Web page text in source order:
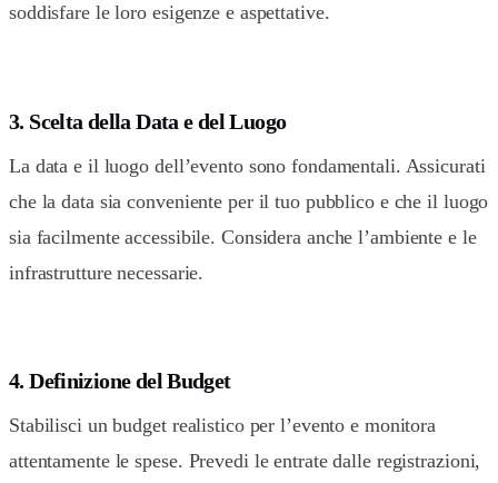
soddisfare le loro esigenze e aspettative.
3. Scelta della Data e del Luogo
La data e il luogo dell’evento sono fondamentali. Assicurati
che la data sia conveniente per il tuo pubblico e che il luogo
sia facilmente accessibile. Considera anche l’ambiente e le
infrastrutture necessarie.
4. Definizione del Budget
Stabilisci un budget realistico per l’evento e monitora
attentamente le spese. Prevedi le entrate dalle registrazioni,